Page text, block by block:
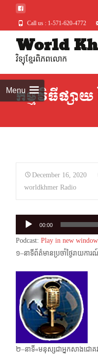
Call us : 1-571-620-4772
World
វិទ្យុខ្មែរពិភពលោក
Menuកម្មវិធីផ្សាយ
December 16, 2020
worldkhmer Radio
Audio
Player
00:00
Podcast: Play in new window
១–នាទីព័ត៌មានប្រចាំថ្ងៃរាយក
២–នាទី«មនុស្សជាអ្នកសាងជោគ